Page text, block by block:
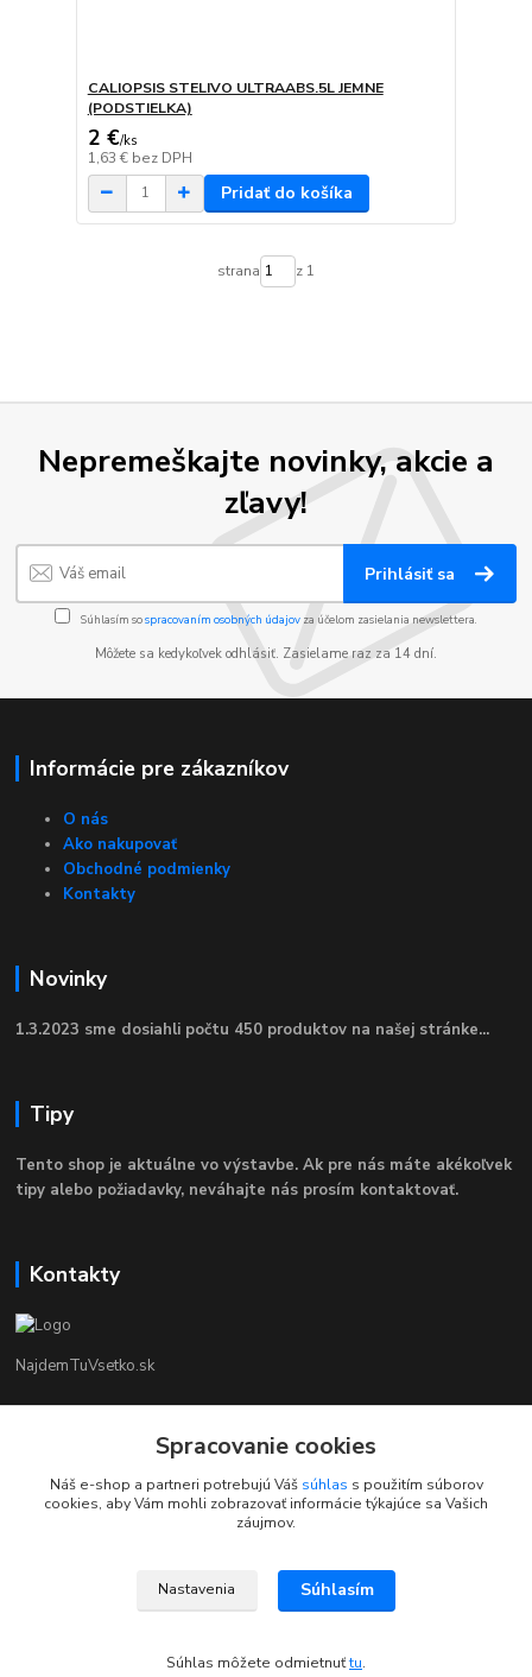
CALIOPSIS STELIVO ULTRAABS.5L JEMNE
(PODSTIELKA)
2 €/ks
1,63 € bez DPH
Pridať do košíka
strana z 1
Nepremeškajte novinky, akcie a
zľavy!
Prihlásiť sa
Súhlasím sospracovaním osobných údajov za účelom zasielania newslettera.
Môžete sa kedykoľvek odhlásiť. Zasielame raz za 14 dní.
Informácie pre zákazníkov
O nás
Ako nakupovať
Obchodné podmienky
Kontakty
Novinky
1.3.2023 sme dosiahli počtu 450 produktov na našej stránke...
Tipy
Tento shop je aktuálne vo výstavbe. Ak pre nás máte akékoľvek
tipy alebo požiadavky, neváhajte nás prosím kontaktovať.
Kontakty
NajdemTuVsetko.sk
+421 902250190
info@najdemtuvsetko.sk
Spracovanie cookies
Náš e-shop a partneri potrebujú Váš súhlas s použitím súborov
cookies, aby Vám mohli zobrazovať informácie týkajúce sa Vašich
záujmov.
Nastavenia Súhlasím
Súhlas môžete odmietnuťtu.